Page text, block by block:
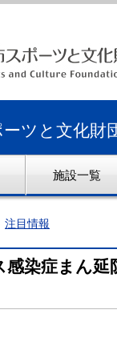
ツと文化財
施設一覧
注目情報
染症まん